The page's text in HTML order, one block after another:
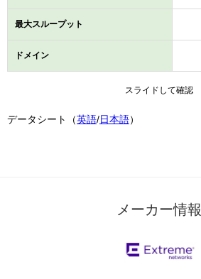
最大スループット
ドメイン
スライドして確認
データシート（英語/日本語）
メーカー情報